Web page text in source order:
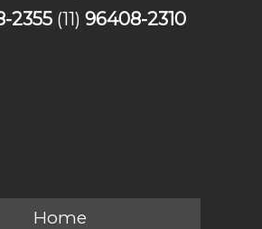
2355 (11) 96408-2310
Home